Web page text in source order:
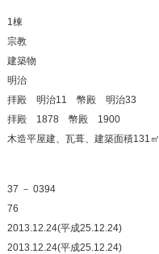
1棟
宗教
建築物
明治
拝殿 明治11 幣殿 明治33
拝殿 1878 幣殿 1900
木造平屋建、瓦葺、建築面積131㎡
37 － 0394
76
2013.12.24(平成25.12.24)
2013.12.24(平成25.12.24)